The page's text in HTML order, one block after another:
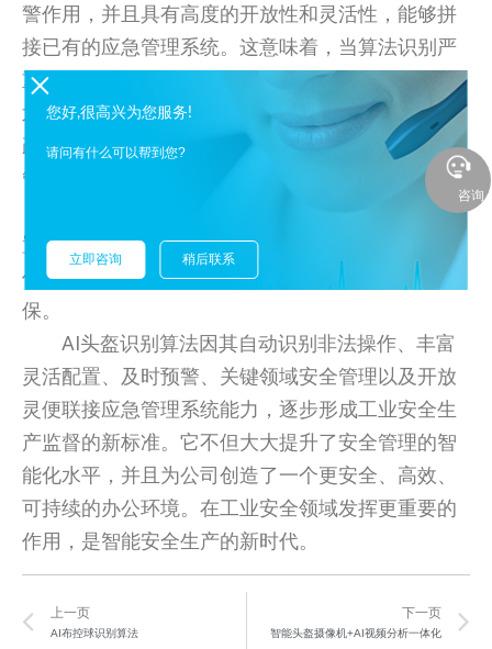
警作用，并且具有高度的开放性和灵活性，能够拼
接已有的应急管理系统。这意味着，当算法识别严
重违规或潜在安全事故时，能够自动运行应急计
划，运作抢险救援流程，包含联络紧急人员、运作
疏散程序、关掉风险源等，保证在最短时间内高效
管理状况，尽量避免危害。
这类一体化的安全生态建设不仅提升了应急处
置的速度和效率，并且推动了安全信息的共享与合
作，为工业安全生产带来了更全面、更有效的确
保。
AI头盔识别算法因其自动识别非法操作、丰富
灵活配置、及时预警、关键领域安全管理以及开放
灵便联接应急管理系统能力，逐步形成工业安全生
产监督的新标准。它不但大大提升了安全管理的智
能化水平，并且为公司创造了一个更安全、高效、
可持续的办公环境。在工业安全领域发挥更重要的
作用，是智能安全生产的新时代。
Prev
上一页
AI布控球识别算法
下一页
智能头盔摄像机+AI视频分析一体化
您好,很高兴为您服务!
请问有什么可以帮到您?
立即咨询 稍后联系
咨询